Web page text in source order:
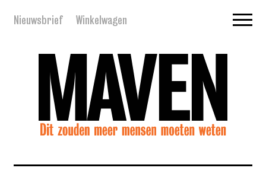
Nieuwsbrief Winkelwagen